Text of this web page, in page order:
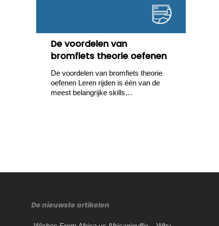
De voordelen van
bromfiets theorie oefenen
De voordelen van bromfiets theorie
oefenen Leren rijden is één van de
meest belangrijke skills…
De nieuwste artikelen